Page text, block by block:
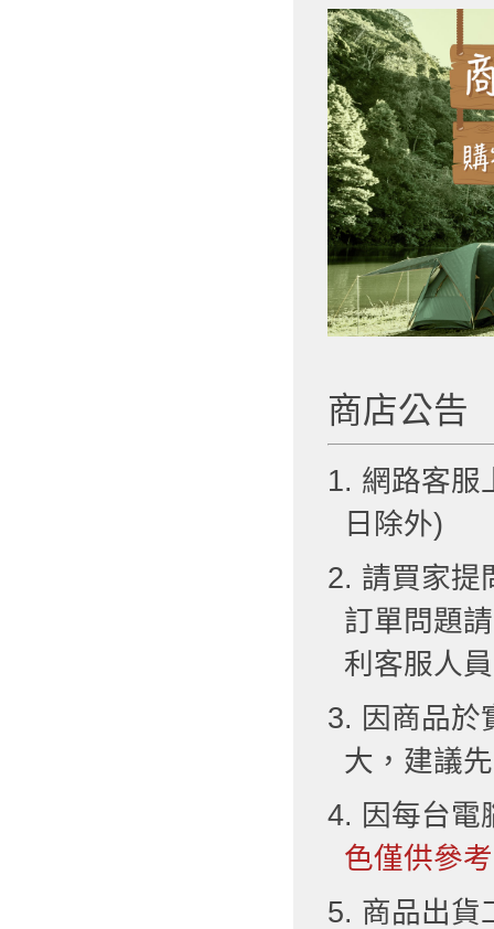
商店公告
1. 網路客服
日除外)
2. 請買家提
訂單問題
利客服人
3. 因商品於
大，建議
4. 因每台電
色僅供參
5. 商品出貨